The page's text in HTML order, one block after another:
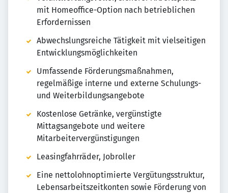
mit Homeoffice-Option nach betrieblichen
Erfordernissen
Abwechslungsreiche Tätigkeit mit vielseitigen
Entwicklungsmöglichkeiten
Umfassende Förderungsmaßnahmen,
regelmäßige interne und externe Schulungs-
und Weiterbildungsangebote
Kostenlose Getränke, vergünstigte
Mittagsangebote und weitere
Mitarbeitervergünstigungen
Leasingfahrräder, Jobroller
Eine nettolohnoptimierte Vergütungsstruktur,
Lebensarbeitszeitkonten sowie Förderung von